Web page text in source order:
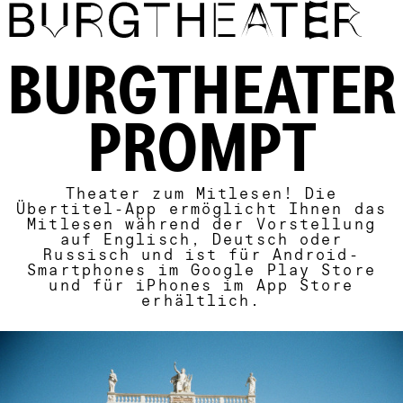
Direkt zum Inhalt
BURGTHEATER
PROMPT
Theater zum Mitlesen! Die
Übertitel-App ermöglicht Ihnen das
Mitlesen während der Vorstellung
auf Englisch, Deutsch oder
Russisch und ist für Android-
Smartphones im Google Play Store
und für iPhones im App Store
erhältlich.